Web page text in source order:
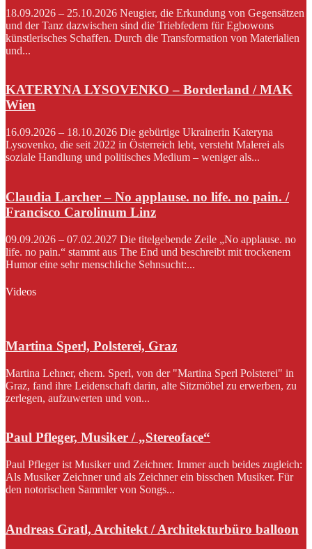
18.09.2026 – 25.10.2026 Neugier, die Erkundung von Gegensätzen
und der Tanz dazwischen sind die Triebfedern für Egbowons
künstlerisches Schaffen. Durch die Transformation von Materialien
und...
KATERYNA LYSOVENKO – Borderland / MAK
Wien
16.09.2026 – 18.10.2026 Die gebürtige Ukrainerin Kateryna
Lysovenko, die seit 2022 in Österreich lebt, versteht Malerei als
soziale Handlung und politisches Medium – weniger als...
Claudia Larcher – No applause. no life. no pain. /
Francisco Carolinum Linz
09.09.2026 – 07.02.2027 Die titelgebende Zeile „No applause. no
life. no pain.“ stammt aus The End und beschreibt mit trockenem
Humor eine sehr menschliche Sehnsucht:...
Videos
Martina Sperl, Polsterei, Graz
Martina Lehner, ehem. Sperl, von der "Martina Sperl Polsterei" in
Graz, fand ihre Leidenschaft darin, alte Sitzmöbel zu erwerben, zu
zerlegen, aufzuwerten und von...
Paul Pfleger, Musiker / „Stereoface“
Paul Pfleger ist Musiker und Zeichner. Immer auch beides zugleich:
Als Musiker Zeichner und als Zeichner ein bisschen Musiker. Für
den notorischen Sammler von Songs...
Andreas Gratl, Architekt / Architekturbüro balloon